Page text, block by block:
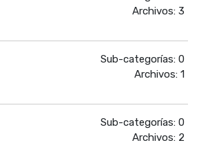
Archivos: 3
Sub-categorías: 0
Archivos: 1
Sub-categorías: 0
Archivos: 2